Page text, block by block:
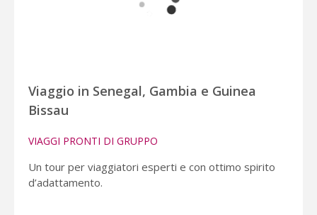
Viaggio in Senegal, Gambia e Guinea
Bissau
VIAGGI PRONTI DI GRUPPO
Un tour per viaggiatori esperti e con ottimo spirito
d’adattamento.